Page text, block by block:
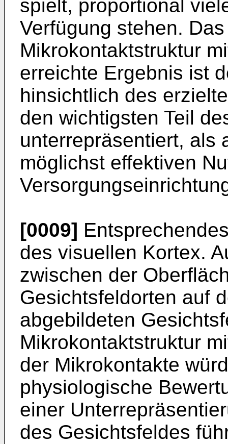
spielt, proportional
Verfügung stehen.
Mikrokontaktstruktur
erreichte Ergebnis ist
hinsichtlich des
den wichtigsten Teil
unterrepräsentiert, als
möglichst effektiven
[0009]
des visuellen Kortex.
zwischen der
Gesichtsfeldorten auf
abgebildeten
Mikrokontaktstruktur
der Mikrokontakte
physiologische
einer
des Gesichtsfeldes